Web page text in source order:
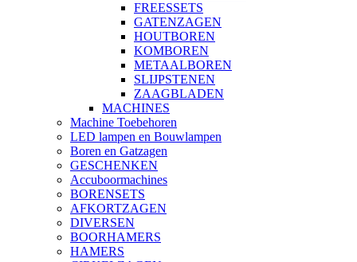
FREESSETS
GATENZAGEN
HOUTBOREN
KOMBOREN
METAALBOREN
SLIJPSTENEN
ZAAGBLADEN
MACHINES
Machine Toebehoren
LED lampen en Bouwlampen
Boren en Gatzagen
GESCHENKEN
Accuboormachines
BORENSETS
AFKORTZAGEN
DIVERSEN
BOORHAMERS
HAMERS